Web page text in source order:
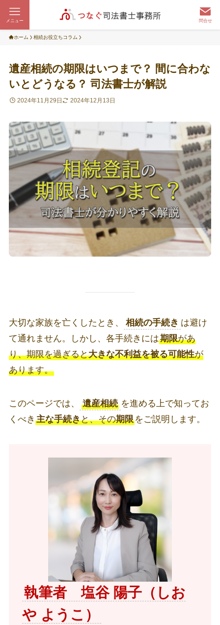
問合せ
メニュー
ホーム 相続お役立ちコラム
遺産相続の期限はいつまで？ 間に合わな
いとどうなる？ 司法書士が解説
2024年11月29日 2024年12月13日
大切な家族を亡くしたとき、 相続の手続き は避け
て通れません。しかし、各手続きには期限があ
り、期限を過ぎると大きな不利益を被る可能性が
あります。
このページでは、 遺産相続 を進める上で知ってお
くべき 主な手続きと、その期限をご説明します。
執筆者 塩谷 陽子（しお
や ようこ）